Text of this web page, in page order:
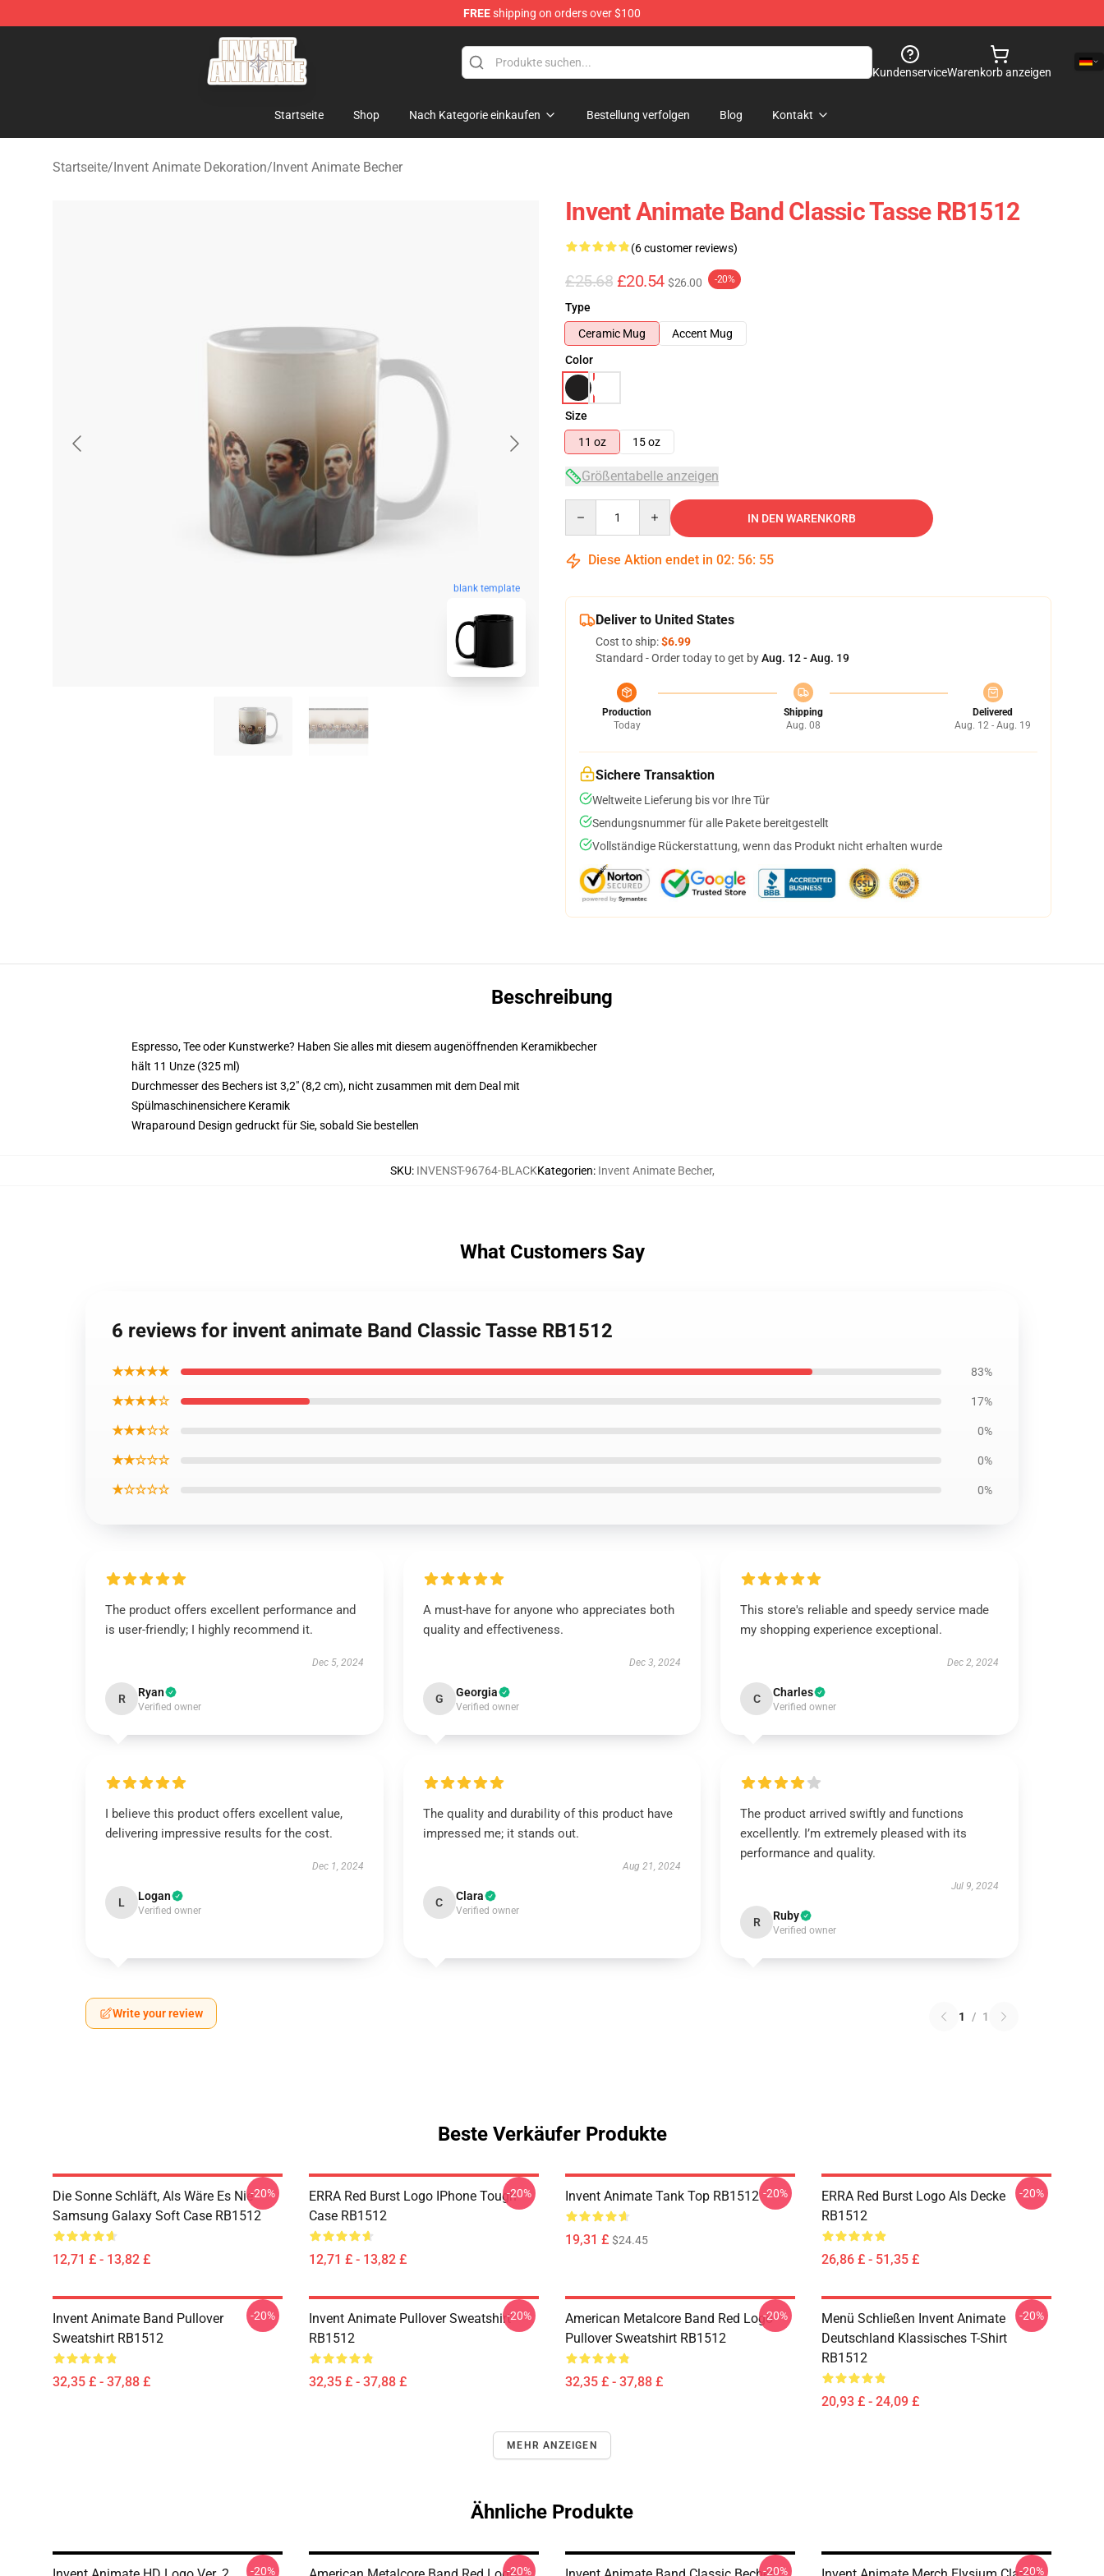
FREEshipping on orders over $100
Invent Animate Shop - Official Invent Animate Merchandise Store
KundenserviceWarenkorb anzeigen
Startseite Shop Nach Kategorie einkaufen Bestellung verfolgen Blog Kontakt
Startseite/Invent Animate Dekoration/Invent Animate Becher
blank template
Invent Animate Band Classic Tasse RB1512
(6 customer reviews)
£25.68 £20.54 $26.00 -20%
Type
Ceramic Mug
Accent Mug
Color
Size
11 oz
15 oz
Größentabelle anzeigen
IN DEN WARENKORB
Diese Aktion endet in 02: 56: 54
Deliver to United States
Cost to ship:$6.99
Standard - Order today to get byAug. 12 - Aug. 19
Production
Today
Shipping
Aug. 08
Delivered
Aug. 12 - Aug. 19
Sichere Transaktion
Weltweite Lieferung bis vor Ihre Tür
Sendungsnummer für alle Pakete bereitgestellt
Vollständige Rückerstattung, wenn das Produkt nicht erhalten wurde
Beschreibung
Espresso, Tee oder Kunstwerke? Haben Sie alles mit diesem augenöffnenden Keramikbecher
hält 11 Unze (325 ml)
Durchmesser des Bechers ist 3,2" (8,2 cm), nicht zusammen mit dem Deal mit
Spülmaschinensichere Keramik
Wraparound Design gedruckt für Sie, sobald Sie bestellen
SKU: INVENST-96764-BLACKKategorien: Invent Animate Becher,
What Customers Say
6 reviews for invent animate Band Classic Tasse RB1512
★★★★★ 83%
★★★★☆ 17%
★★★☆☆ 0%
★★☆☆☆ 0%
★☆☆☆☆ 0%
The product offers excellent performance and
is user-friendly; I highly recommend it.
Dec 5, 2024
R Ryan
Verified owner
A must-have for anyone who appreciates both
quality and effectiveness.
Dec 3, 2024
G Georgia
Verified owner
This store's reliable and speedy service made
my shopping experience exceptional.
Dec 2, 2024
C Charles
Verified owner
I believe this product offers excellent value,
delivering impressive results for the cost.
Dec 1, 2024
L Logan
Verified owner
The quality and durability of this product have
impressed me; it stands out.
Aug 21, 2024
C Clara
Verified owner
The product arrived swiftly and functions
excellently. I’m extremely pleased with its
performance and quality.
Jul 9, 2024
R Ruby
Verified owner
Write your review 1 / 1
Beste Verkäufer Produkte
Die Sonne Schläft, Als Wäre Es Nie
Samsung Galaxy Soft Case RB1512
12,71 £ - 13,82 £
-20%
ERRA Red Burst Logo IPhone Tough
Case RB1512
12,71 £ - 13,82 £
-20% Invent Animate Tank Top RB1512
19,31 £ $24.45
-20%
ERRA Red Burst Logo Als Decke
RB1512
26,86 £ - 51,35 £
-20%
Invent Animate Band Pullover
Sweatshirt RB1512
32,35 £ - 37,88 £
-20%
Invent Animate Pullover Sweatshirt
RB1512
32,35 £ - 37,88 £
-20%
American Metalcore Band Red Logo
Pullover Sweatshirt RB1512
32,35 £ - 37,88 £
-20%
Menü Schließen Invent Animate
Deutschland Klassisches T-Shirt
RB1512
20,93 £ - 24,09 £
-20%
MEHR ANZEIGEN
Ähnliche Produkte
-20% -20% -20% -20%